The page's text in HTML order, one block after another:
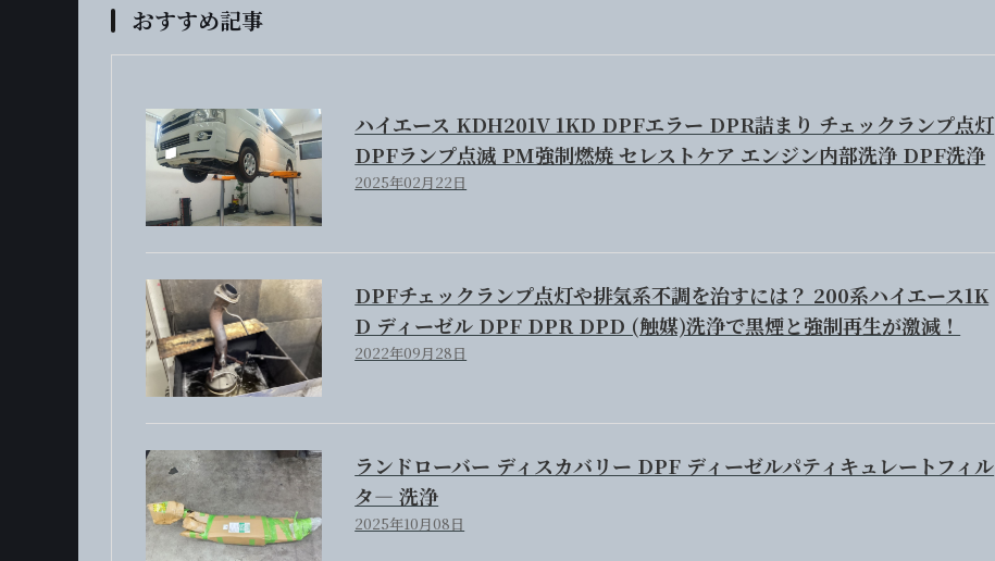
おすすめ記事
ハイエース KDH201V 1KD DPFエラー DPR詰まり チェックランプ点灯
DPFランプ点滅 PM強制燃焼 セレストケア エンジン内部洗浄 DPF洗浄
2025年02月22日
DPFチェックランプ点灯や排気系不調を治すには？ 200系ハイエース1K
D ディーゼル DPF DPR DPD (触媒)洗浄で黒煙と強制再生が激減！
2022年09月28日
ランドローバー ディスカバリー DPF ディーゼルパティキュレートフィル
タ― 洗浄
2025年10月08日